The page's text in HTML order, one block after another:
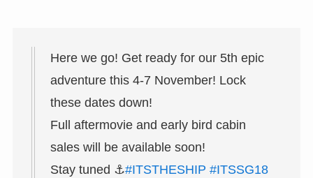
Here we go! Get ready for our 5th epic
adventure this 4-7 November! Lock
these dates down!
Full aftermovie and early bird cabin
sales will be available soon!
Stay tuned ⚓#ITSTHESHIP #ITSSG18